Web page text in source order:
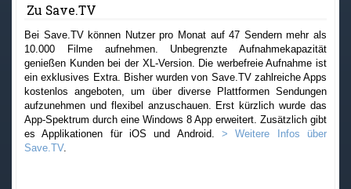
Zu Save.TV
Bei Save.TV können Nutzer pro Monat auf 47 Sendern mehr als
10.000 Filme aufnehmen. Unbegrenzte Aufnahmekapazität
genießen Kunden bei der XL-Version. Die werbefreie Aufnahme ist
ein exklusives Extra. Bisher wurden von Save.TV zahlreiche Apps
kostenlos angeboten, um über diverse Plattformen Sendungen
aufzunehmen und flexibel anzuschauen. Erst kürzlich wurde das
App-Spektrum durch eine Windows 8 App erweitert. Zusätzlich gibt
es Applikationen für iOS und Android. > Weitere Infos über
Save.TV.